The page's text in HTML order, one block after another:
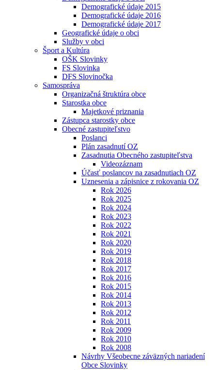
Demografické údaje 2015
Demografické údaje 2016
Demografické údaje 2017
Geografické údaje o obci
Služby v obci
Šport a Kultúra
OŠK Slovinky
FS Slovinka
DFS Slovinočka
Samospráva
Organizačná štruktúra obce
Starostka obce
Majetkové priznania
Zástupca starostky obce
Obecné zastupiteľstvo
Poslanci
Plán zasadnutí OZ
Zasadnutia Obecného zastupiteľstva
Videozáznam
Účasť poslancov na zasadnutiach OZ
Uznesenia a zápisnice z rokovania OZ
Rok 2026
Rok 2025
Rok 2024
Rok 2023
Rok 2022
Rok 2021
Rok 2020
Rok 2019
Rok 2018
Rok 2017
Rok 2016
Rok 2015
Rok 2014
Rok 2013
Rok 2012
Rok 2011
Rok 2009
Rok 2010
Rok 2008
Návrhy Všeobecne záväzných nariadení
Obce Slovinky